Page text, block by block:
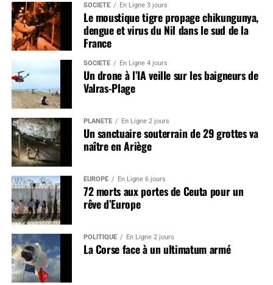
SOCIÉTÉ En Ligne 3 jours
Le moustique tigre propage chikungunya,
dengue et virus du Nil dans le sud de la
France
SOCIÉTÉ En Ligne 4 jours
Un drone à l’IA veille sur les baigneurs de
Valras-Plage
PLANÈTE En Ligne 2 jours
Un sanctuaire souterrain de 29 grottes va
naître en Ariège
EUROPE En Ligne 6 jours
72 morts aux portes de Ceuta pour un
rêve d’Europe
POLITIQUE En Ligne 2 jours
La Corse face à un ultimatum armé